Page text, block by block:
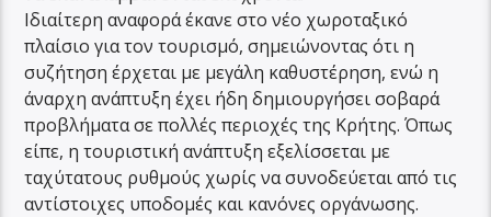
Ιδιαίτερη αναφορά έκανε στο νέο χωροταξικό
πλαίσιο για τον τουρισμό, σημειώνοντας ότι η
συζήτηση έρχεται με μεγάλη καθυστέρηση, ενώ η
άναρχη ανάπτυξη έχει ήδη δημιουργήσει σοβαρά
προβλήματα σε πολλές περιοχές της Κρήτης. Όπως
είπε, η τουριστική ανάπτυξη εξελίσσεται με
ταχύτατους ρυθμούς χωρίς να συνοδεύεται από τις
αντίστοιχες υποδομές και κανόνες οργάνωσης.